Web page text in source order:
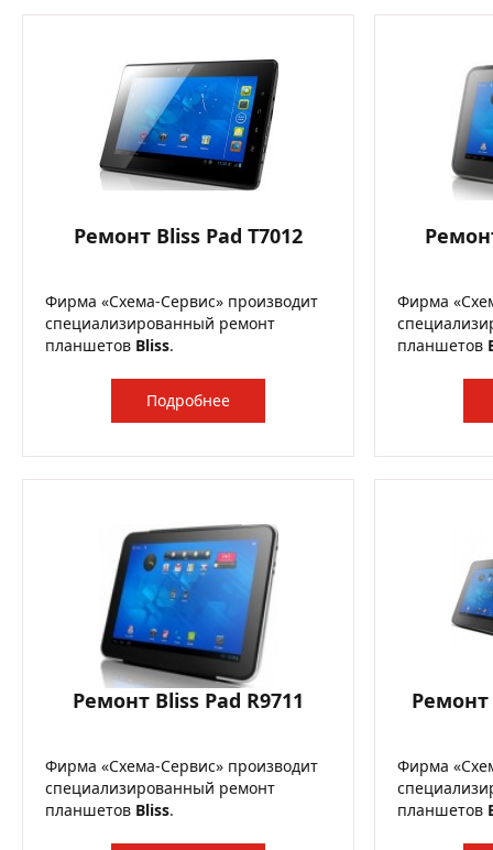
Ремонт Bliss Pad T7012
Фирма «Схема-Сервис» производит
специализированный ремонт
планшетов Bliss.
Подробнее
Фирма
планшетов
Ремонт Bliss Pad R9711
Фирма «Схема-Сервис» производит
специализированный ремонт
планшетов Bliss.
Ремонт
Фирма
планшетов